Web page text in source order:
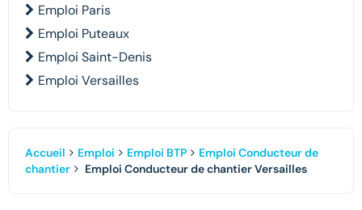
Emploi Paris
Emploi Puteaux
Emploi Saint-Denis
Emploi Versailles
Accueil Emploi Emploi BTP
Emploi Conducteur de
chantier
Emploi Conducteur de chantier Versailles